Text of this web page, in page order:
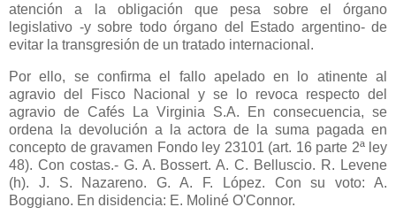
atención a la obligación que pesa sobre el órgano
legislativo -y sobre todo órgano del Estado argentino- de
evitar la transgresión de un tratado internacional.
Por ello, se confirma el fallo apelado en lo atinente al
agravio del Fisco Nacional y se lo revoca respecto del
agravio de Cafés
La Virginia S.A. En consecuencia, se
ordena la devolución a la actora de la suma pagada en
concepto de gravamen Fondo ley 23101 (art. 16 parte 2ª ley
48). Con costas.- G. A. Bossert. A. C. Belluscio. R. Levene
(h). J. S. Nazareno. G. A. F. López. Con su voto: A.
Boggiano. En disidencia: E. Moliné O'Connor.